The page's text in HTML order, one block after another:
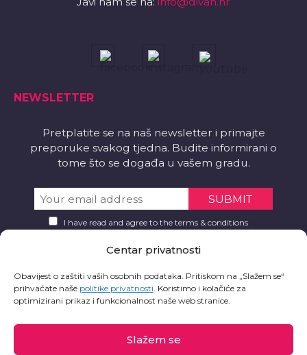
Centar privatnosti
Obavijest o zaštiti vaših osobnih podataka. Pritiskom na „Slažem se“
prihvaćate naše politike privatnosti. Koristimo i kolačiće za
optimizirani prikaz i funkcionalnost naše web stranice.
Slažem se
NEWSLETTER
Pretplatite se na naš newsletter i primajte
preporuke svakog tjedna. Budite informirani o
tome što se događa u vašem gradu.
I have read and agree to the terms & conditions
Želite li aplikaciju?